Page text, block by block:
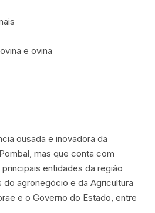
e ovina
ousada e inovadora da
mas que conta com
entidades da região
do agronegócio e da Agricultura
e o Governo do Estado, entre